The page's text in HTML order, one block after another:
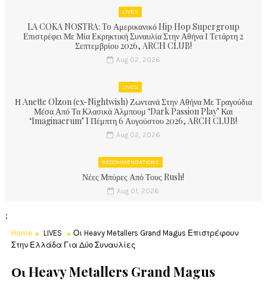
LIVES
LA COKA NOSTRA: To Αμερικανικό Hip Hop Supergroup
Επιστρέφει Με Μία Εκρηκτική Συναυλία Στην Αθήνα Ι Τετάρτη 2
Σεπτεμβρίου 2026, ARCH CLUB!
Aug 02, 2026
LIVES
Η Anette Olzon (ex-Nightwish) Ζωντανά Στην Αθήνα Με Τραγούδια
Μέσα Από Τα Κλασικά Άλμπουμ ‘Dark Passion Play’ Και
‘Imaginaerum’ I Πέμπτη 6 Αυγούστου 2026, ARCH CLUB!
Aug 02, 2026
RECOMMENDATIONS
Νέες Μπύρες Από Τους Rush!
Aug 01, 2026
;
Home LIVES
Οι Heavy Metallers Grand Magus Επιστρέφουν
Στην Ελλάδα Για Δύο Συναυλίες
Οι Heavy Metallers Grand Magus